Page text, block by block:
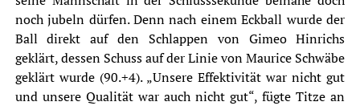
noch jubeln dürfen. Denn nach einem Eckball wurde der
Ball direkt auf den Schlappen von Gimeo Hinrichs
geklärt, dessen Schuss auf der Linie von Maurice Schwäbe
geklärt wurde (90.+4). „Unsere Effektivität war nicht gut
und unsere Qualität war auch nicht gut“, fügte Titze an